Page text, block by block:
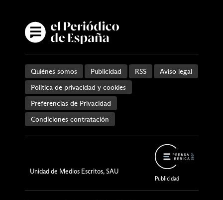
Quiénes somos Publicidad RSS
Aviso legal
Política de privacidad y cookies
Preferencias de Privacidad
Condiciones contratación